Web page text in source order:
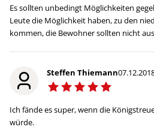
Es sollten unbedingt Möglichkeiten
Leute die Möglichkeit haben, zu den
kommen, die Bewohner sollten nicht
Steffen Thiemann
Ich fände es super, wenn die
würde.